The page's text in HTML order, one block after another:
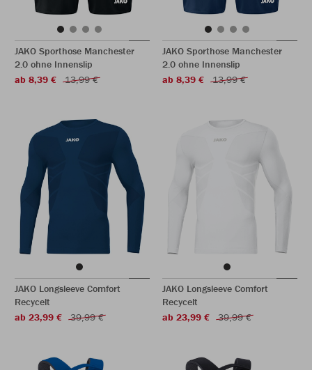
JAKO Sporthose Manchester
2.0 ohne Innenslip
ab 8,39 €
13,99 €
JAKO Sporthose Manchester
2.0 ohne Innenslip
ab 8,39 €
13,99 €
JAKO Longsleeve Comfort
Recycelt
ab 23,99 €
39,99 €
JAKO Longsleeve Comfort
Recycelt
ab 23,99 €
39,99 €